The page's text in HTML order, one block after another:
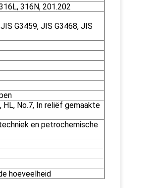
316N, 201.202
G3459, JIS G3468, JIS
HL, No.7, In reliëf gemaakte
en petrochemische
hoeveelheid